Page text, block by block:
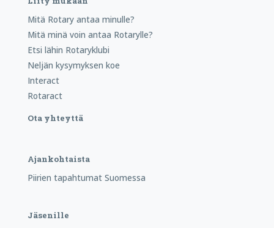
Mitä Rotary antaa minulle?
Mitä minä voin antaa Rotarylle?
Etsi lähin Rotaryklubi
Neljän kysymyksen koe
Interact
Rotaract
Ota yhteyttä
Ajankohtaista
Piirien tapahtumat Suomessa
Jäsenille